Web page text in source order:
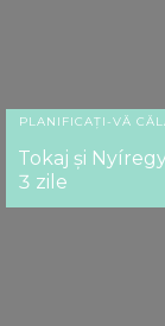
PLANIFICAȚI-VĂ
Tokaj și
3 zile